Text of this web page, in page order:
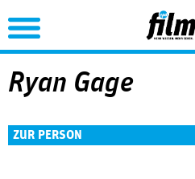
Jump to
Ryan Gage
ZUR PERSON